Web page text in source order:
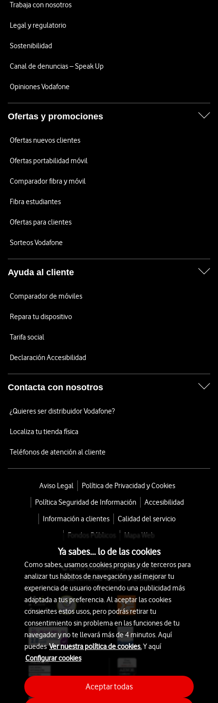
Trabaja con nosotros
Legal y regulatorio
Sostenibilidad
Canal de denuncias – Speak Up
Opiniones Vodafone
Ofertas y promociones
Ofertas nuevos clientes
Ofertas portabilidad móvil
Comparador fibra y móvil
Fibra estudiantes
Ofertas para clientes
Sorteos Vodafone
Ayuda al cliente
Comparador de móviles
Repara tu dispositivo
Tarifa social
Declaración Accesibilidad
Contacta con nosotros
¿Quieres ser distribuidor Vodafone?
Localiza tu tienda física
Teléfonos de atención al cliente
Aviso Legal
Política de Privacidad y Cookies
Política Seguridad de Información
Accesibilidad
Información a clientes
Calidad del servicio
Fondos Públicos
Mapa Web
© 2026 Vodafone España S.A.U.
Avda. América 115, 28042 Madrid
Ya sabes... lo de las cookies
Como sabes, usamos cookies propias y de terceros para
analizar tus hábitos de navegación y así mejorar tu
experiencia de usuario ofreciendo una publicidad más
adaptada a tus preferencia. Al aceptar las cookies
consientes estos usos, pero podrás retirar tu
consentimiento sin problema en las funciones de tu
navegador y no te llevará más de 4 minutos. Aquí
puedesVer nuestra política de cookies.Y aquí
Configurar cookies
Aceptar todas